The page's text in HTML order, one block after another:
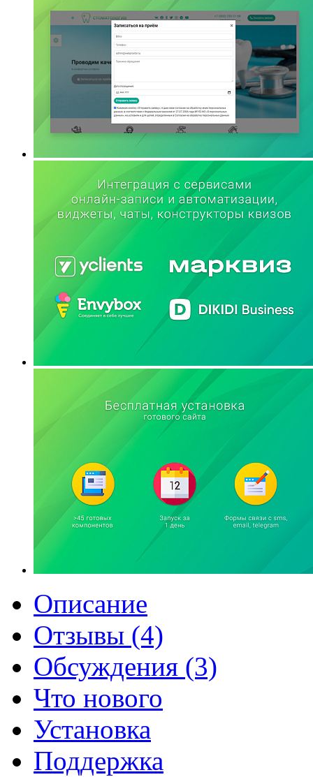
Описание
Отзывы (4)
Обсуждения (3)
Что нового
Установка
Поддержка